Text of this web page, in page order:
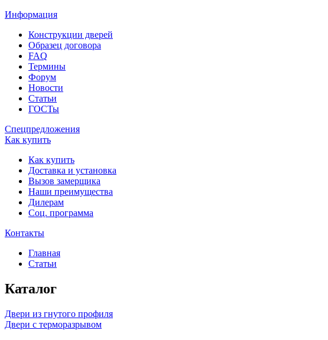
Информация
Конструкции дверей
Образец договора
FAQ
Термины
Форум
Новости
Статьи
ГОСТы
Спецпредложения
Как купить
Как купить
Доставка и установка
Вызов замерщика
Наши преимущества
Дилерам
Соц. программа
Контакты
Главная
Статьи
Каталог
Двери из гнутого профиля
Двери с терморазрывом